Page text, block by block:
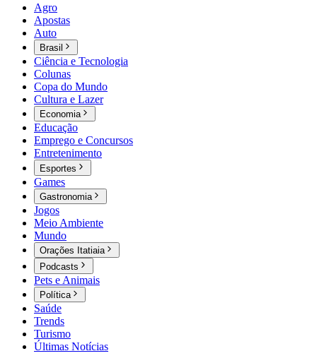
Agro
Apostas
Auto
Brasil
Ciência e Tecnologia
Colunas
Copa do Mundo
Cultura e Lazer
Economia
Educação
Emprego e Concursos
Entretenimento
Esportes
Games
Gastronomia
Jogos
Meio Ambiente
Mundo
Orações Itatiaia
Podcasts
Pets e Animais
Política
Saúde
Trends
Turismo
Últimas Notícias